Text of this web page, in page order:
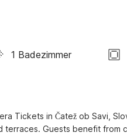
1 Badezimmer
Tickets in Čatež ob Savi,
Guests benefit from